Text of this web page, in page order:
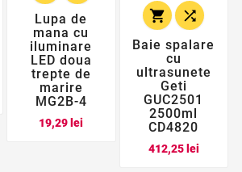
Lupa de
mana cu
iluminare
LED doua
trepte de
marire
MG2B-4
19,29 lei
 
Baie spalare
cu
ultrasunete
Geti
GUC2501
2500ml
CD4820
412,25 leiPret